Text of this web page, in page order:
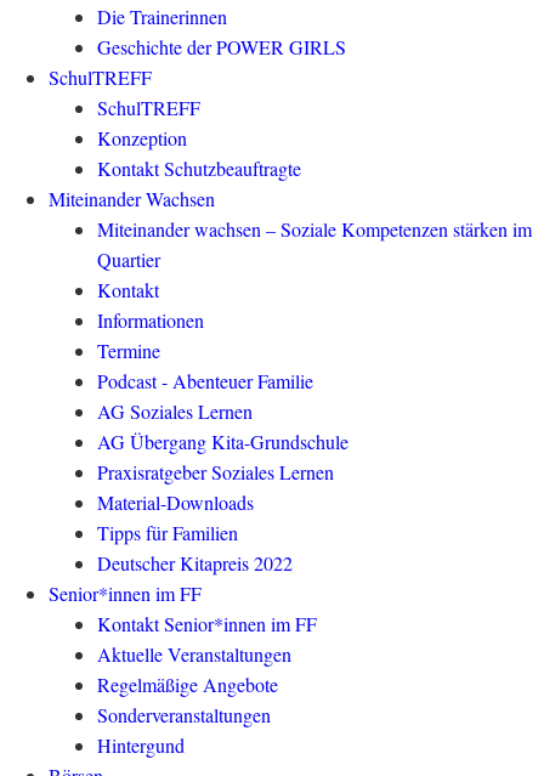
Die Trainerinnen
Geschichte der POWER GIRLS
SchulTREFF
SchulTREFF
Konzeption
Kontakt Schutzbeauftragte
Miteinander Wachsen
Miteinander wachsen – Soziale Kompetenzen stärken im
Quartier
Kontakt
Informationen
Termine
Podcast - Abenteuer Familie
AG Soziales Lernen
AG Übergang Kita-Grundschule
Praxisratgeber Soziales Lernen
Material-Downloads
Tipps für Familien
Deutscher Kitapreis 2022
Senior*innen im FF
Kontakt Senior*innen im FF
Aktuelle Veranstaltungen
Regelmäßige Angebote
Sonderveranstaltungen
Hintergund